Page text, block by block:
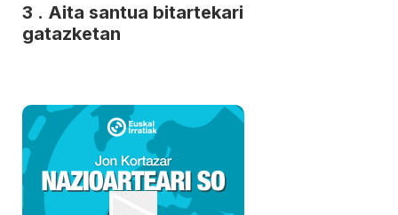
3 . Aita santua bitartekari
gatazketan